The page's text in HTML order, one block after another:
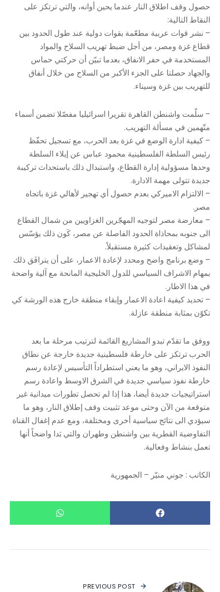
حصول وقف اطلاق النار عندما يحين أوانه، والتي ترتكز على
النقاط التالية:
– نشر قوات عربية مطعّمة بقوات دولية عند طول الحدود بين
قطاع غزة ومصر، من أجل ضبط تهريب السلاح والمواد
المستخدمة في حفر الانفاق، بعدما تبيّن أن حركتي حماس
والجهاد حصلتا على الجزء الأكبر من السلاح من خلال أنفاق
للتهريب بين غزة وسيناء.
– سلّمت واشنطن القاهرة تقريرا اسرائيليا مفصّلا تضمن أسماء
متّهمين في مسألة التهريب.
– كيفية ادارة الوضع في غزة بعد الحرب، مع تسجيل تحفّظ
رئيس السلطة الفلسطينية محمود عباس عن إيلاء السلطة
وحدها مسؤولية إدارة القطاع، واستبدال ذلك باستحداث تركيبة
جديدة تتولى مهمة الادارة.
– الالتزام الاميركي بعدم حصول أي تهجير لأهالي غزة باتجاه
مصر.
– معارضة مصر لتوجيه المهجّرين الغزاويين من شمال القطاع
الى جنوبه بمحاذاة الحدود الفاصلة عن مصر، كَون ذلك يؤسّس
لمشاكل وتعقيدات كثيرة مستقبلاً.
– وضع برنامج واضح ومحدد لإعادة الاعمار، على أن يترافَق ذلك
بمهام الاشراف السياسي للدول الخليجية المانحة مع آلية واضحة
في هذا الاطار.
– تحديد كيفية اعادة الاعمار وإبقاء منطقة خارج هذه الورشة كي
تكوّن بمثابة منطقة عازلة.
ووفق ما تقدّم تبدو المشاريع القائمة لترتيب مرحلة ما بعد
الحرب ترتكز على خارطة فلسطينية جديدة خارجة عن نطاق
النفوذ الايراني، وهو ما يعني استطراداً التأسيس لإعادة رسم
خارطة نفوذ سياسي جديدة في الشرق الاوسط واعادة رسم
استراتيجيات جديدة أيضا، هذا إذا لم تحصل تطورات ميدانية غير
متوقعة من الآن وحتى موعد تثبيت وقف إطلاق النار، وهو ما
سيؤدي الى نتائج سياسية أخرى ومختلفة، ومع عدم إغفال القناة
التفاوضية القطرية بين واشنطن وطهران والتي بَدا واضحاً أنها
تعمل بنشاط وفعالية.
الكاتب : جوني منيّر – الجمهورية
PREVIOUS POST